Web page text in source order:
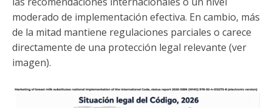
moderado de implementación efectiva. En cambio, más
de la mitad mantiene regulaciones parciales o carece
directamente de una protección legal relevante (ver
imagen).